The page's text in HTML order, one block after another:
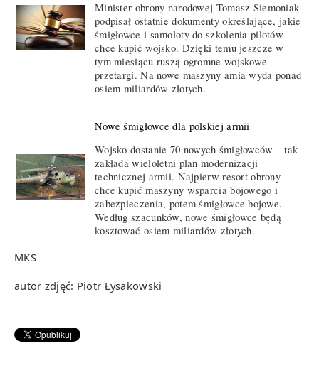
Minister obrony narodowej Tomasz Siemoniak
podpisał ostatnie dokumenty określające, jakie
śmigłowce i samoloty do szkolenia pilotów
chce kupić wojsko. Dzięki temu jeszcze w
tym miesiącu ruszą ogromne wojskowe
przetargi. Na nowe maszyny amia wyda ponad
osiem miliardów złotych.
Nowe śmigłowce dla polskiej armii
Wojsko dostanie 70 nowych śmigłowców – tak
zakłada wieloletni plan modernizacji
technicznej armii. Najpierw resort obrony
chce kupić maszyny wsparcia bojowego i
zabezpieczenia, potem śmigłowce bojowe.
Według szacunków, nowe śmigłowce będą
kosztować osiem miliardów złotych.
MKS
autor zdjęć: Piotr Łysakowski